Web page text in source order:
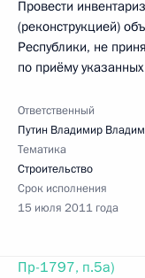
Провести
(реконструкцией)
Республики, не
по приёму
Ответственный
Путин Владимир
Тематика
Строительство
Срок исполнения
15 июля 2011 года
Пр-1797, п.5а)